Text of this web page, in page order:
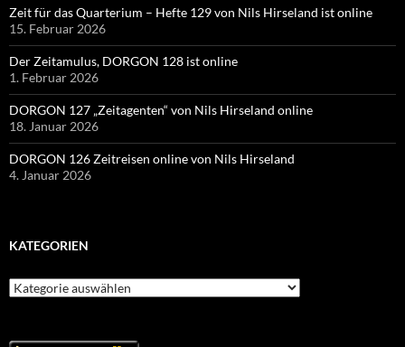
Zeit für das Quarterium – Hefte 129 von Nils Hirseland ist online
15. Februar 2026
Der Zeitamulus, DORGON 128 ist online
1. Februar 2026
DORGON 127 „Zeitagenten“ von Nils Hirseland online
18. Januar 2026
DORGON 126 Zeitreisen online von Nils Hirseland
4. Januar 2026
KATEGORIEN
Kategorien